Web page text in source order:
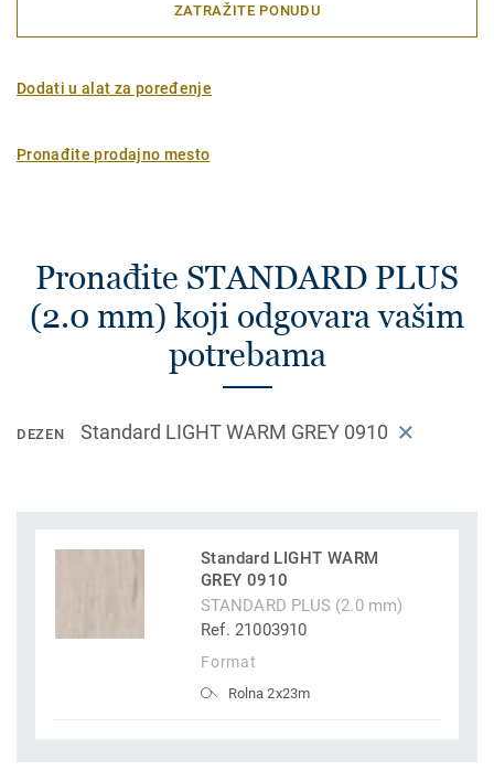
ZATRAŽITE PONUDU
Dodati u alat za poređenje
Pronađite prodajno mesto
Pronađite STANDARD PLUS
(2.0 mm) koji odgovara vašim
potrebama
DEZEN Standard LIGHT WARM GREY 0910
Standard LIGHT WARM
GREY 0910
STANDARD PLUS (2.0 mm)
Ref. 21003910
Format
Rolna 2x23m